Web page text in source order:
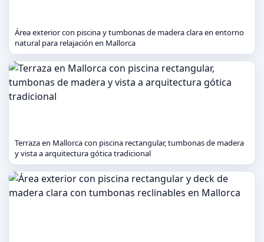
Área exterior con piscina y tumbonas de madera clara en entorno
natural para relajación en Mallorca
Terraza en Mallorca con piscina rectangular, tumbonas de madera
y vista a arquitectura gótica tradicional